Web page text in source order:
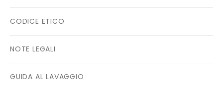
CODICE ETICO
NOTE LEGALI
GUIDA AL LAVAGGIO